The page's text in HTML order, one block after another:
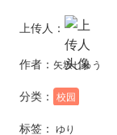
上传人：
作者： 矢坂しゅう
分类： 校园
标签： ゆり